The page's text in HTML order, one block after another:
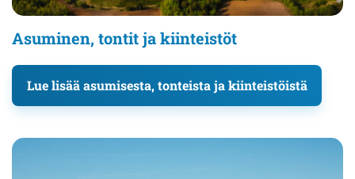
Asuminen, tontit ja kiinteistöt
Lue lisää asumisesta, tonteista ja kiinteistöistä